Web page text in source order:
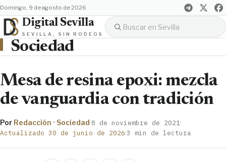
domingo, 9 de agosto de 2026
Digital Sevilla
SEVILLA, SIN RODEOS
Sociedad
Mesa de resina epoxi: mezcla
de vanguardia con tradición
Por Redacción · Sociedad·8 de noviembre de 2021 ·
Actualizado 30 de junio de 2026·3 min de lectura